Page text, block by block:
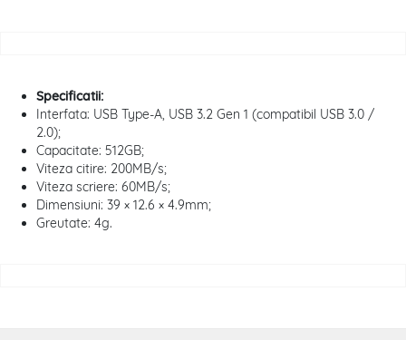
Specificatii:
Interfata: USB Type-A, USB 3.2 Gen 1 (compatibil USB 3.0 /
2.0);
Capacitate: 512GB;
Viteza citire: 200MB/s;
Viteza scriere: 60MB/s;
Dimensiuni: 39 × 12.6 × 4.9mm;
Greutate: 4g.